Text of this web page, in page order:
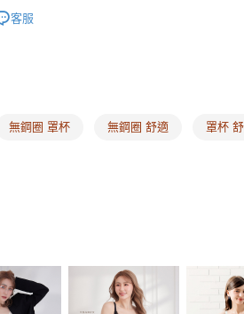
先確認商品／服務後，再付款。
路銀行／等多元方式進行付款，方視為交易完成
由恩沛科技股份有限公司提供之「AFTEE先享後付
依本服務之必要範圍內提供個人資料，並將交易相關
予恩沛科技股份有限公司。
，滿NT$1,500(含以上)免運費
，滿NT$1,500(含以上)免運費
副乳包覆內衣
專區 ❙ 集中美胸 ❘ 內衣2件$1680
牌好友 ❙ 短今❣️
客服
無鋼圈 罩杯 無鋼圈 舒適 罩杯